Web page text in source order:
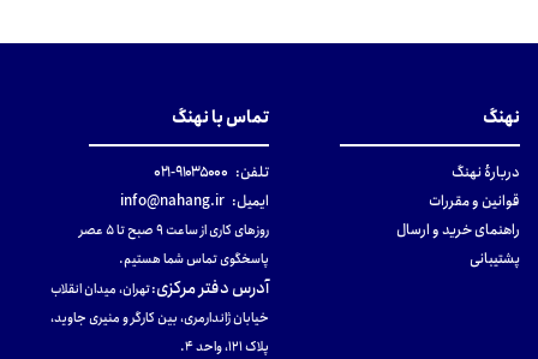
نهنگ
دربارهٔ نهنگ
قوانین و مقررات
راهنمای خرید و ارسال
پشتیبانی
تماس با نهنگ
تلفن: ۹۱۰۳۵۰۰۰-۰۲۱
ایمیل: info@nahang.ir
روزهای کاری از ساعت ۹ صبح تا ۵ عصر
پاسخگوی تماس شما هستیم.
آدرس دفتر مرکزی:تهران، میدان انقلاب
خیابان ژاندارمری، بین کارگر و منیری جاوید،
پلاک 121، واحد ۴.